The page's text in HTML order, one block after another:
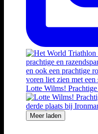
Lotte Wilms!
Meer laden